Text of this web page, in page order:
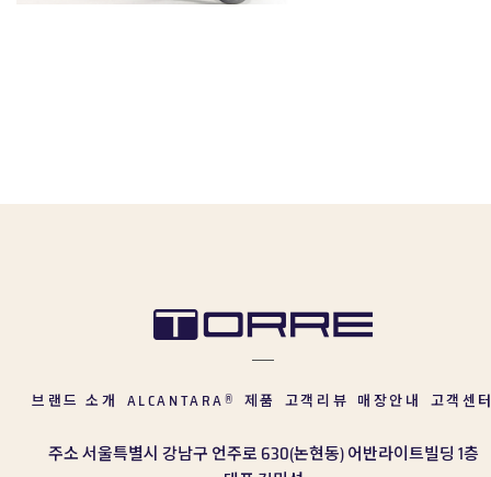
브랜드 소개 ALCANTARA® 제품 고객리뷰 매장안내 고객센
주소서울특별시 강남구 언주로 630(논현동) 어반라이트빌딩 1층